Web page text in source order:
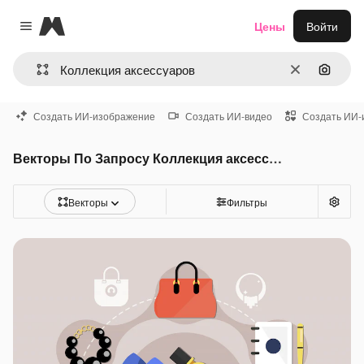
Close menu
Magnific
ОчиститьПоиск
Цены Войти
Создать ИИ-изображение Создать ИИ-видео Создать ИИ-
Векторы По Запросу Коллекция аксессуаров
Векторы Фильтры